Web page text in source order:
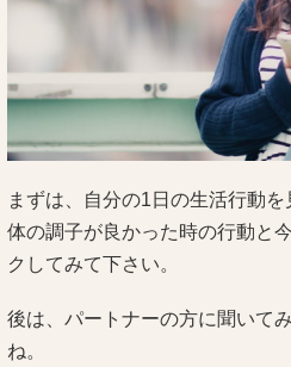
まずは、自分の1日の生活行動
体の調子が良かった時の行動と
クしてみて下さい。
後は、パートナーの方に聞いて
ね。